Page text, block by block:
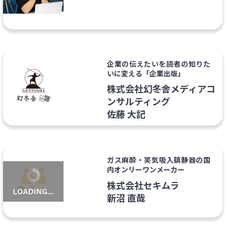
企業の伝えたいを読者の知りた
いに変える「企業出版」
株式会社幻冬舎メディアコ
ンサルティング
佐藤 大記
ガス麻酔・笑気吸入鎮静器の国
内オンリーワンメーカー
株式会社セキムラ
新沼 直哉